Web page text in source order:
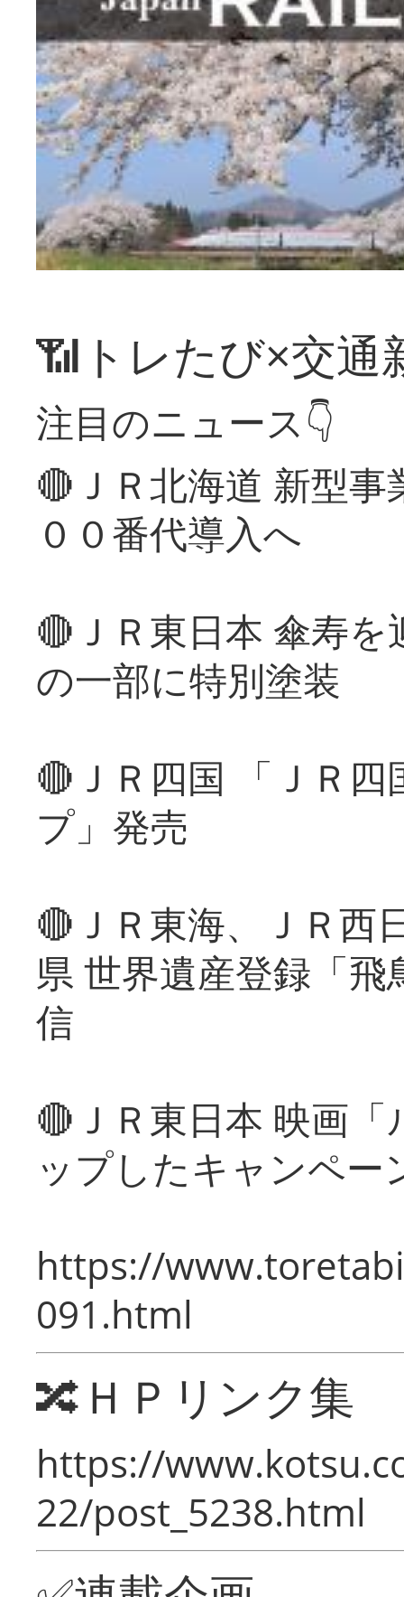
📶トレたび×交通
注目のニュース👇
🔴ＪＲ北海道 新型
００番代導入へ
🔴ＪＲ東日本 傘寿
の一部に特別塗装
🔴ＪＲ四国 「ＪＲ
プ」発売
🔴ＪＲ東海、ＪＲ西
県 世界遺産登録「
信
🔴ＪＲ東日本 映画
ップしたキャンペー
https://
091.html
🔀ＨＰリンク集
https://
22/post_5238.html